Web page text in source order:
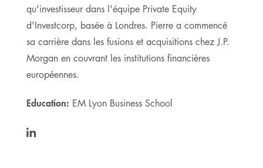
qu'investisseur dans l'équipe Private Equity
d'Investcorp, basée à Londres. Pierre a commencé
sa carrière dans les fusions et acquisitions chez J.P.
Morgan en couvrant les institutions financières
européennes.
Education: EM Lyon Business School